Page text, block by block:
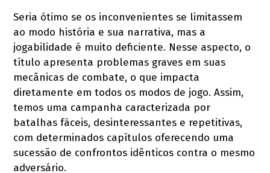
Seria ótimo se os inconvenientes se limitassem
ao modo história e sua narrativa, mas a
jogabilidade é muito deficiente. Nesse aspecto, o
título apresenta problemas graves em suas
mecânicas de combate, o que impacta
diretamente em todos os modos de jogo. Assim,
temos uma campanha caracterizada por
batalhas fáceis, desinteressantes e repetitivas,
com determinados capítulos oferecendo uma
sucessão de confrontos idênticos contra o mesmo
adversário.